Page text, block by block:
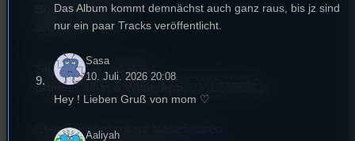
Büro:PT 4.0.73
Studio:SH 1.39
Telefon:0941 9435784
Studio Call-In & WhatsApp:
Überblick über unsere Mailadressen
Das Album kommt demnächst auch ganz raus, bis jz sind
nur ein paar Tracks veröffentlicht.
Sasa
10. Juli. 2026 20:08
Hey ! Lieben Gruß von mom ♡
Aaliyah